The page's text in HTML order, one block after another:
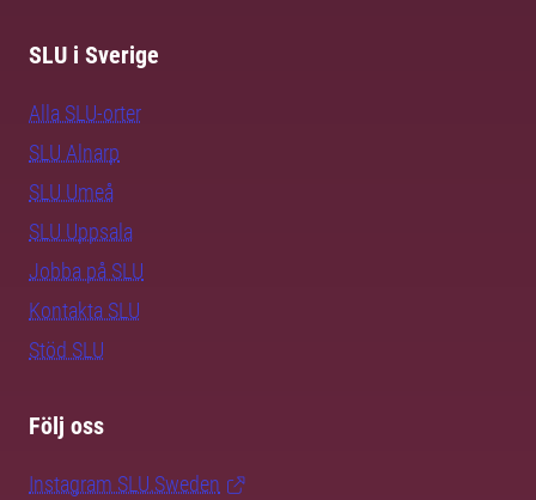
SLU i Sverige
Alla SLU-orter
SLU Alnarp
SLU Umeå
SLU Uppsala
Jobba på SLU
Kontakta SLU
Stöd SLU
Följ oss
Instagram SLU.Sweden